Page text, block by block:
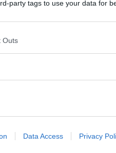
party tags to use your data for
Outs
Data Access Privacy